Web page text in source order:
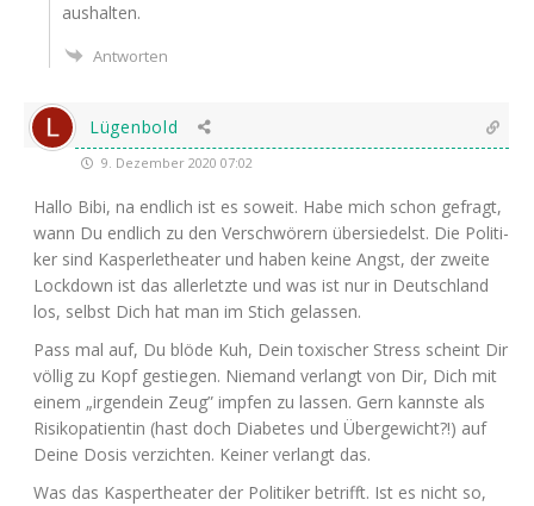
aushalten.
Antworten
Lügenbold
9. Dezember 2020 07:02
Hal­lo Bibi, na end­lich ist es soweit. Habe mich schon gefragt,
wann Du end­lich zu den Ver­schwö­rern über­sie­delst. Die Poli­ti­
ker sind Kas­per­le­thea­ter und haben kei­ne Angst, der zwei­te
Lock­down ist das aller­letz­te und was ist nur in Deutsch­land
los, selbst Dich hat man im Stich gelassen.
Pass mal auf, Du blö­de Kuh, Dein toxi­scher Stress scheint Dir
völ­lig zu Kopf gestie­gen. Nie­mand ver­langt von Dir, Dich mit
einem „irgend­ein Zeug” imp­fen zu las­sen. Gern kanns­te als
Risi­ko­pa­ti­en­tin (hast doch Dia­be­tes und Über­ge­wicht?!) auf
Dei­ne Dosis ver­zich­ten. Kei­ner ver­langt das.
Was das Kas­per­thea­ter der Poli­ti­ker betrifft. Ist es nicht so,